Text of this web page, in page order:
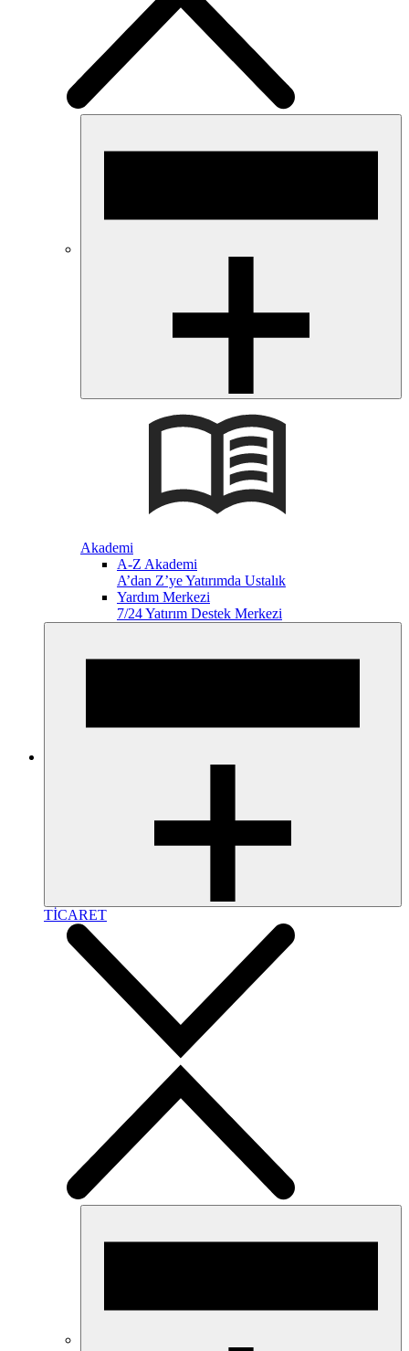
Akademi
A-Z Akademi
A’dan Z’ye Yatırımda Ustalık
Yardım Merkezi
7/24 Yatırım Destek Merkezi
TİCARET